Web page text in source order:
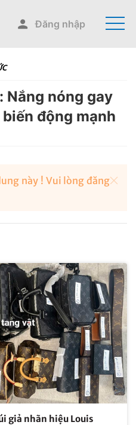
Đăng nhập
Nắng nóng gay
động mạnh
này ! Vui lòng đăng
giả nhãn hiệu Louis